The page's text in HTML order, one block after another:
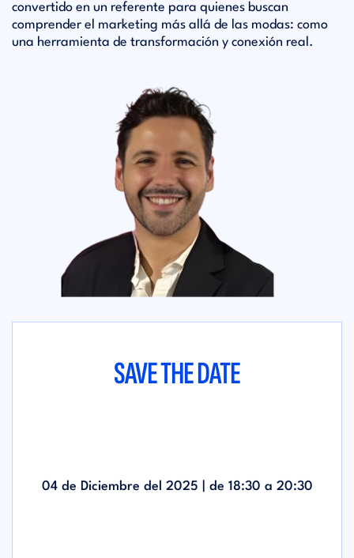
convertido en un referente para quienes buscan
comprender el marketing más allá de las modas: como
una herramienta de transformación y conexión real.
SAVE THE DATE
04 de Diciembre del 2025 | de 18:30 a 20:30